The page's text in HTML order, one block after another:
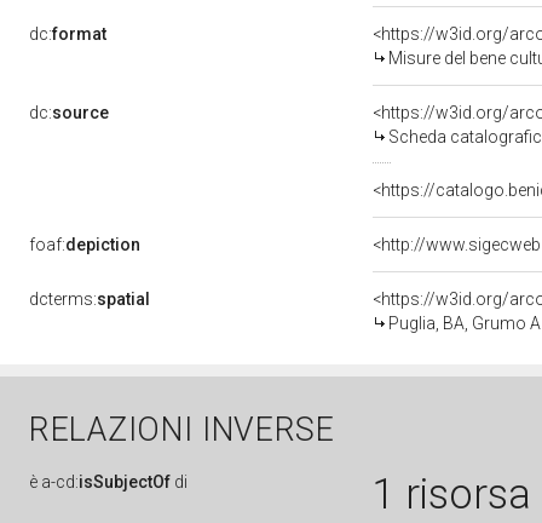
dc:format
<https://w3id.org/
Misure del bene
dc:source
<https://w3id.org/
Scheda
<https://
foaf:depiction <http://
dcterms:spatial
<https://w3id.org/
Puglia, BA, Grumo
RELAZIONI INVERSE
è a-cd:isSubjectOf di 1 risorsa